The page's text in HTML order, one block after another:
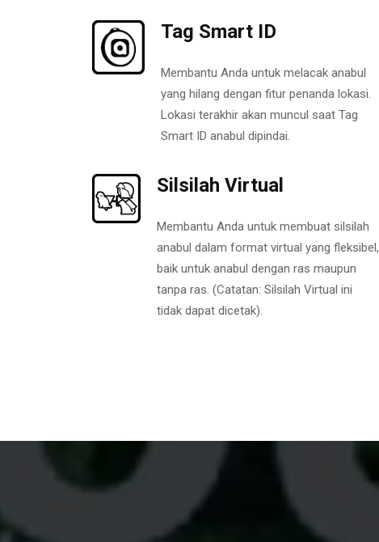
Tag Smart ID
Membantu Anda untuk melacak anabul
yang hilang dengan fitur penanda lokasi.
Lokasi terakhir akan muncul saat Tag
Smart ID anabul dipindai.
Silsilah Virtual
Membantu Anda untuk membuat silsilah
anabul dalam format virtual yang fleksibel,
baik untuk anabul dengan ras maupun
tanpa ras. (Catatan: Silsilah Virtual ini
tidak dapat dicetak).